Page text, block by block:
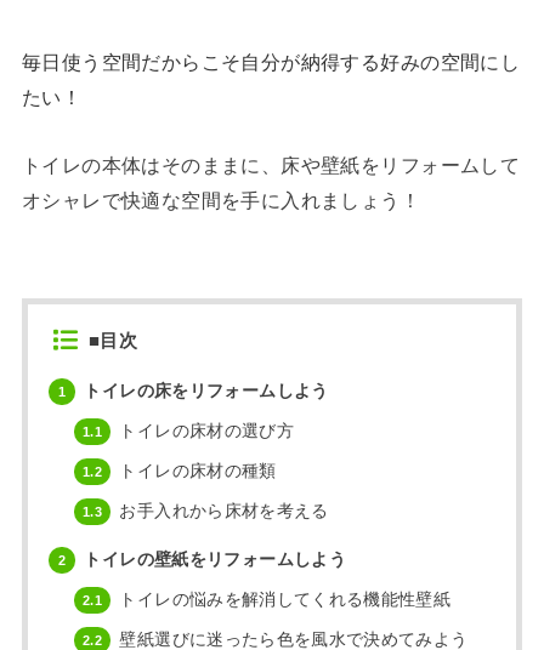
毎日使う空間だからこそ自分が納得する好みの空間にし
たい！
トイレの本体はそのままに、床や壁紙をリフォームして
オシャレで快適な空間を手に入れましょう！
■目次
1 トイレの床をリフォームしよう
1.1 トイレの床材の選び方
1.2 トイレの床材の種類
1.3 お手入れから床材を考える
2 トイレの壁紙をリフォームしよう
2.1 トイレの悩みを解消してくれる機能性壁紙
2.2 壁紙選びに迷ったら色を風水で決めてみよう